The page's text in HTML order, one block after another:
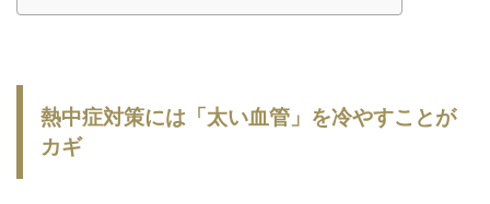
熱中症対策には「太い血管」を冷やすことが
カギ